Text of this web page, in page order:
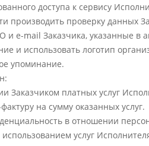
доступа к сервису
производить проверку данных
e-mail Заказчика, указанные в
и использовать логотип
упоминание.
Заказчиком платных услуг
на сумму оказанных услуг.
в отношении
услуг